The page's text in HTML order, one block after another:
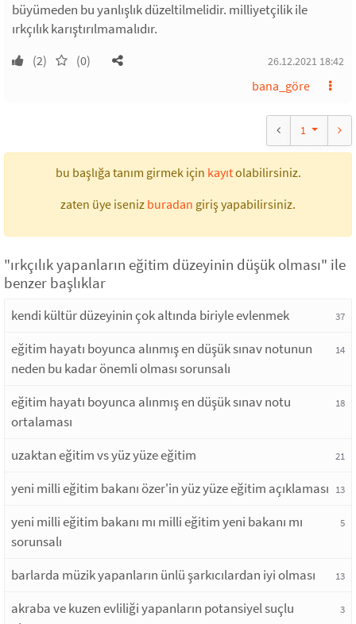
büyümeden bu yanlışlık düzeltilmelidir. milliyetçilik ile
ırkçılık karıştırılmamalıdır.
(2) (0) 26.12.2021 18:42
bana_göre
1
bu başlığa tanım girmek için kayıtolabilirsiniz.
zaten üye iseniz buradan giriş yapabilirsiniz.
"ırkçılık yapanların eğitim düzeyinin düşük olması" ile
benzer başlıklar
kendi kültür düzeyinin çok altında biriyle evlenmek 37
eğitim hayatı boyunca alınmış en düşük sınav notunun
neden bu kadar önemli olması sorunsalı
14
eğitim hayatı boyunca alınmış en düşük sınav notu
ortalaması
18
uzaktan eğitim vs yüz yüze eğitim 21
yeni milli eğitim bakanı özer'in yüz yüze eğitim açıklaması 13
yeni milli eğitim bakanı mı milli eğitim yeni bakanı mı
sorunsalı
5
barlarda müzik yapanların ünlü şarkıcılardan iyi olması 13
akraba ve kuzen evliliği yapanların potansiyel suçlu
3